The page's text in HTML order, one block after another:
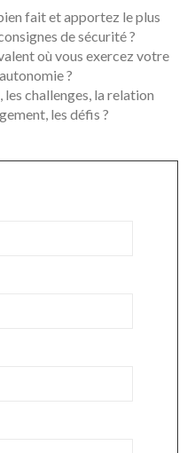
fait et apportez le plus
de sécurité ?
où vous exercez votre
?
les challenges, la relation
les défis ?